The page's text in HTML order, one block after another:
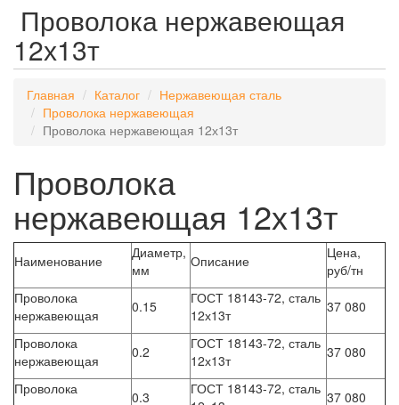
Проволока нержавеющая
12х13т
Главная Каталог
Нержавеющая сталь
Проволока нержавеющая
Проволока нержавеющая 12х13т
Проволока
нержавеющая 12х13т
Наименование
Диаметр,
мм
Описание
Цена,
руб/тн
Проволока
нержавеющая
0.15
ГОСТ 18143-72, сталь
12х13т
37 080
Проволока
нержавеющая
0.2
ГОСТ 18143-72, сталь
12х13т
37 080
Проволока
0.3
ГОСТ 18143-72, сталь 37 080